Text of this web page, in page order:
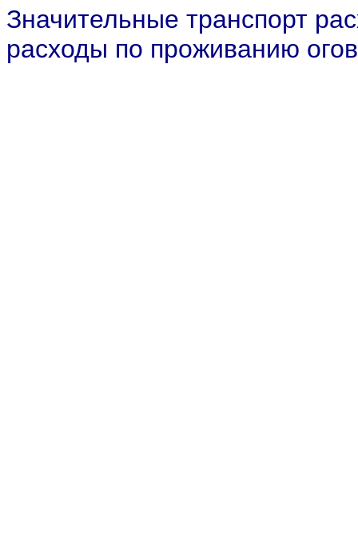
Значительные транспорт
расходы по проживанию